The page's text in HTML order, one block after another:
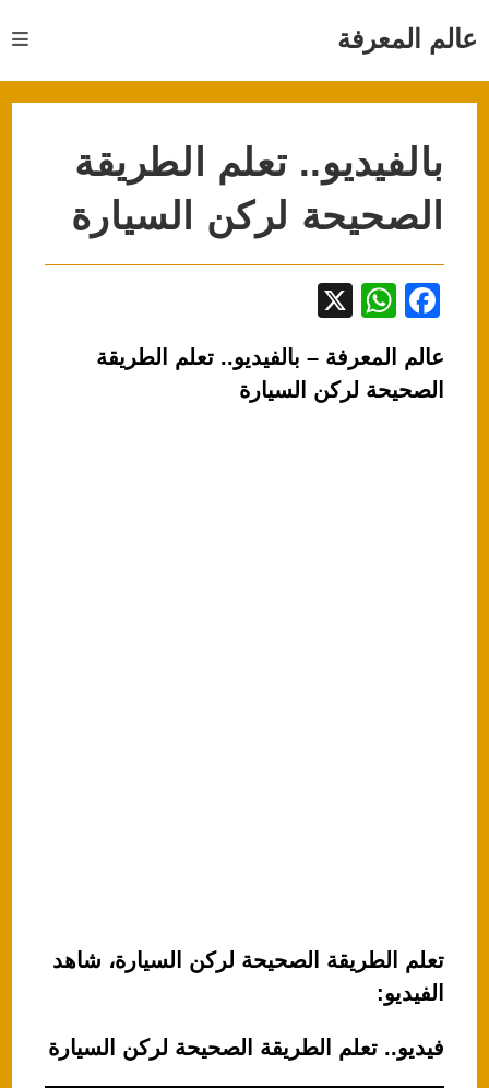
عالم المعرفة
بالفيديو.. تعلم الطريقة
الصحيحة لركن السيارة
F
c
e
W
at
s
عالم المعرفة – بالفيديو.. تعلم الطريقة
الصحيحة لركن السيارة
تعلم الطريقة الصحيحة لركن السيارة، شاهد
الفيديو:
فيديو.. تعلم الطريقة الصحيحة لركن السيارة